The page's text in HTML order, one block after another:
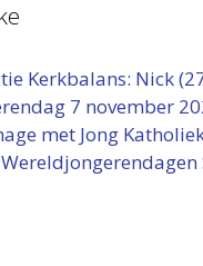
Kerkbalans: Nick
7 november
met Jong